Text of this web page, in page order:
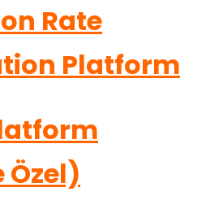
Rate
Platform
Özel)